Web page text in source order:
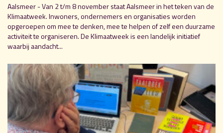
Aalsmeer - Van 2 t/m 8 november staat Aalsmeer in het teken van de
Klimaatweek. Inwoners, ondernemers en organisaties worden
opgeroepen om mee te denken, mee te helpen of zelf een duurzame
activiteit te organiseren. De Klimaatweek is een landelijk initiatief
waarbij aandacht...